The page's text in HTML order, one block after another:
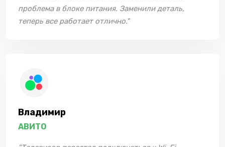
проблема в блоке питания. Заменили деталь,
теперь все работает отлично."
Владимир
АВИТО